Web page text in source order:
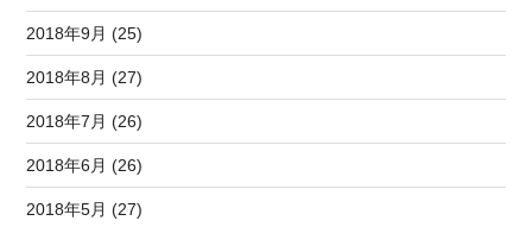
2018年9月 (25)
2018年8月 (27)
2018年7月 (26)
2018年6月 (26)
2018年5月 (27)